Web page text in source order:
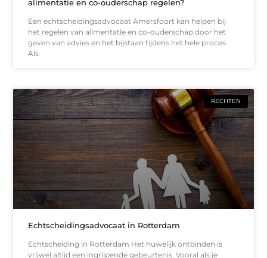
alimentatie en co-ouderschap regelen?
Een echtscheidingsadvocaat Amersfoort kan helpen bij
het regelen van alimentatie en co-ouderschap door het
geven van advies en het bijstaan tijdens het hele proces.
Als
RECHTEN
Echtscheidingsadvocaat in Rotterdam
Echtscheiding in Rotterdam Het huwelijk ontbinden is
vrijwel altijd een ingrijpende gebeurtenis. Vooral als je